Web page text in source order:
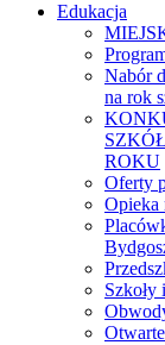
Edukacja
Nabór
na rok
ROKU
Oferty
Opieka